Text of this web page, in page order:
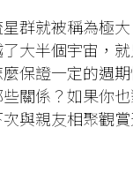
群就被稱為極
大半個宇宙，
保證一定的週
關係？如果你
與親友相聚觀